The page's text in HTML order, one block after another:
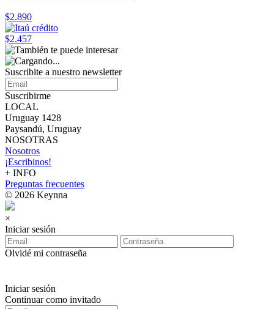
$2.890
$2.457
Suscribite a nuestro newsletter
Suscribirme
LOCAL
Uruguay 1428
Paysandú, Uruguay
NOSOTRAS
Nosotros
¡Escribinos!
+ INFO
Preguntas frecuentes
© 2026 Keynna
×
Iniciar sesión
Olvidé mi contraseña
Iniciar sesión
Continuar como invitado